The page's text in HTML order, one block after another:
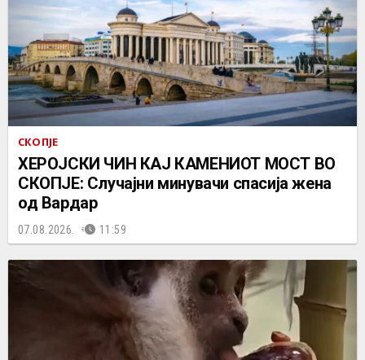
СКОПЈЕ
ХЕРОЈСКИ ЧИН КАЈ КАМЕНИОТ МОСТ ВО
СКОПЈЕ: Случајни минувачи спасија жена
од Вардар
07.08.2026. 11:59